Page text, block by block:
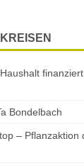
Bondelbach
– Pflanzaktion